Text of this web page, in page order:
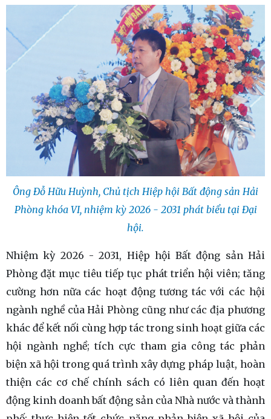
Ông Đỗ Hữu Huỳnh, Chủ tịch Hiệp hội Bất động sản Hải
Phòng khóa VI, nhiệm kỳ 2026 - 2031 phát biểu tại Đại
hội.
Nhiệm kỳ 2026 - 2031, Hiệp hội Bất động sản Hải
Phòng đặt mục tiêu tiếp tục phát triển hội viên; tăng
cường hơn nữa các hoạt động tương tác với các hội
ngành nghề của Hải Phòng cũng như các địa phương
khác để kết nối cùng hợp tác trong sinh hoạt giữa các
hội ngành nghề; tích cực tham gia công tác phản
biện xã hội trong quá trình xây dựng pháp luật, hoàn
thiện các cơ chế chính sách có liên quan đến hoạt
động kinh doanh bất động sản của Nhà nước và thành